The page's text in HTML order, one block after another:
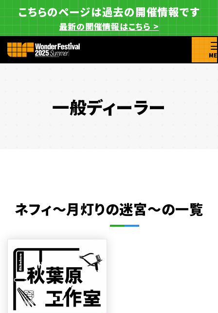
こちらのページは過去の開催情報です
最新の開催情報はこちら >
一般ディーラー
ネフィ～月灯りの迷宮～の一覧